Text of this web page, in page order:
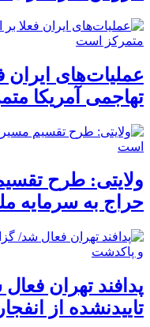
عملیات‌های ایران
تهاجمی آمریکا
ولایتی: طرح
حراج به سرمایه
پدافند تهران
تاییدنشده از